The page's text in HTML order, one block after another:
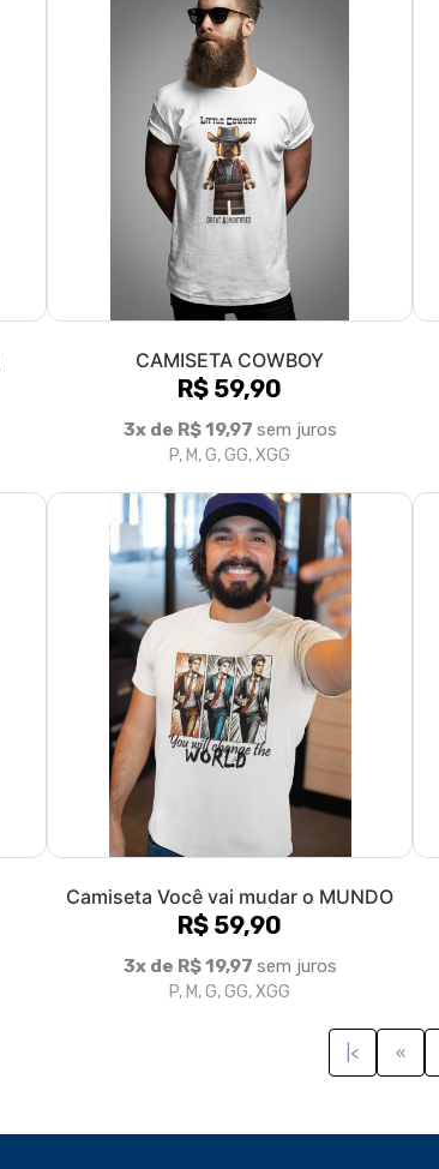
CAMISETA COWBOY
R$ 59,90
3x de R$ 19,97 sem juros
P, M, G, GG, XGG
Camiseta Você vai mudar o MUNDO
R$ 59,90
3x de R$ 19,97 sem juros
P, M, G, GG, XGG
|< «